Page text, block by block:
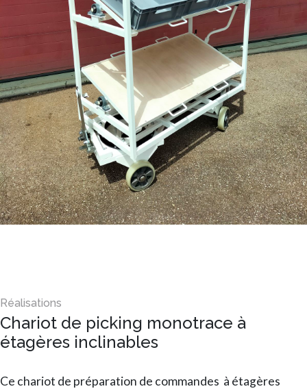
Chariot de picking monotrace à
étagères inclinables
Ce chariot de préparation de commandes à étagères